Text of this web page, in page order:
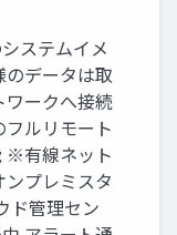
ステムイメ
データは取
ークへ接続
ルリモート
※有線ネット
プレミスタ
ド管理セン